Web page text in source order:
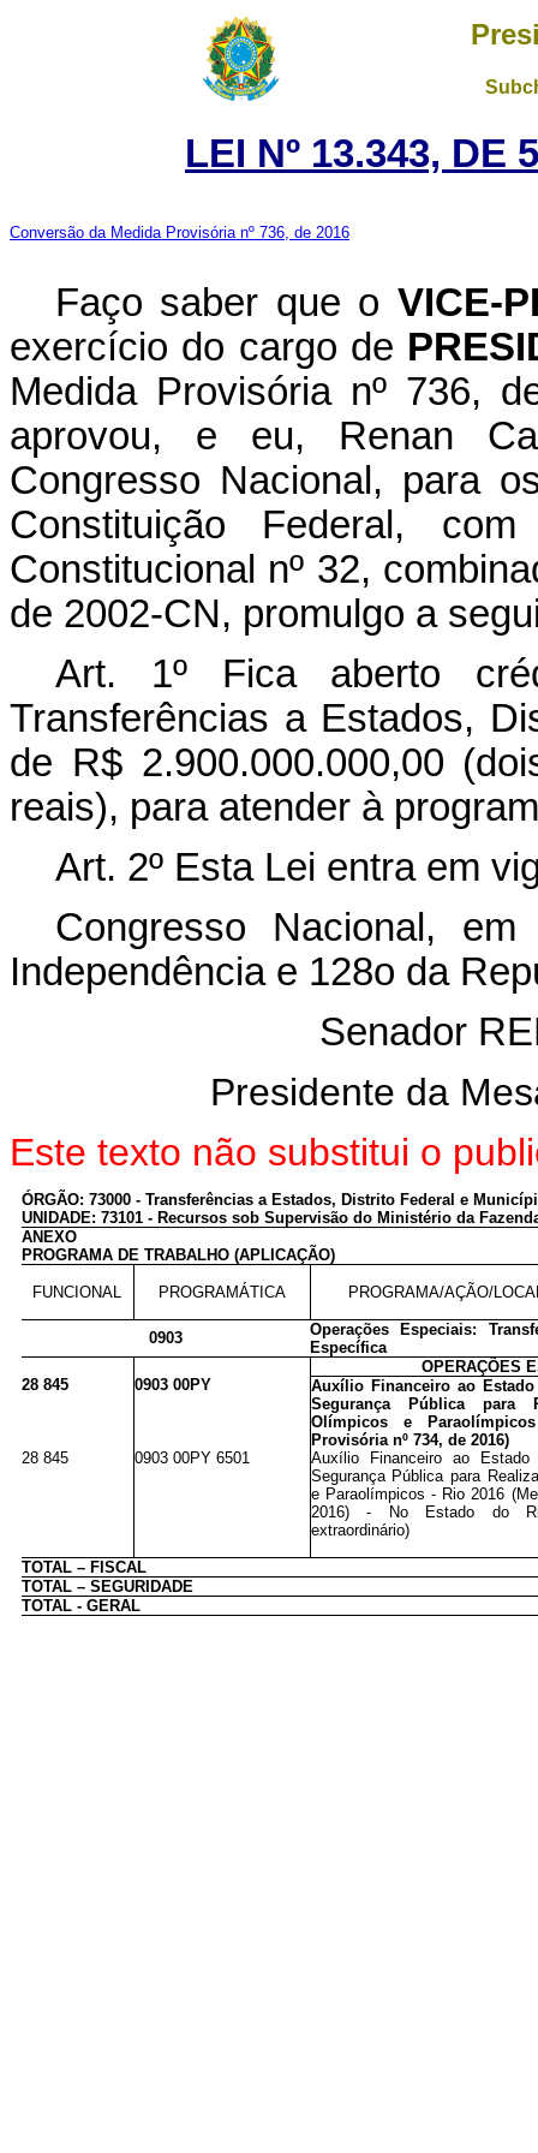
LEI Nº 13.343, DE
Conversão da Medida Provisória nº 736, de 2016
Faço saber que o VICE-
exercício do cargo de
Medida Provisória nº 736,
aprovou, e eu, Renan
Congresso Nacional, para
Constituição Federal,
Constitucional nº 32,
de 2002-CN, promulgo a
Art. 1º Fica aberto
Transferências a Estados,
de R$ 2.900.000.000,00
reais), para atender à
Art. 2º Esta Lei entra em
Congresso Nacional,
Independência e 128o da
Senador
Presidente da
Este texto não substitui o
ÓRGÃO: 73000 - Transferências a Estados, Distrito Federal e
UNIDADE: 73101 - Recursos sob Supervisão do Ministério da
ANEXO
PROGRAMA DE TRABALHO (APLICAÇÃO)
FUNCIONAL PROGRAMÁTICA PROGRAMA/AÇÃO/
0903
Operações Especiais:
Específica
OPERAÇÕES
28 845
0903 00PY
Auxílio Financeiro ao
Segurança Pública para
Olímpicos e
Provisória nº 734, de 2016)
28 845
0903 00PY 6501
Auxílio Financeiro ao
Segurança Pública para
e Paraolímpicos - Rio 2016
2016) - No Estado do
extraordinário)
TOTAL – FISCAL
TOTAL – SEGURIDADE
TOTAL - GERAL